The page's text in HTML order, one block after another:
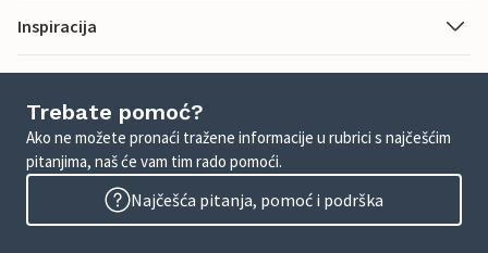
Inspiracija
Trebate pomoć?
Ako ne možete pronaći tražene informacije u rubrici s najčešćim
pitanjima, naš će vam tim rado pomoći.
Najčešća pitanja, pomoć i podrška